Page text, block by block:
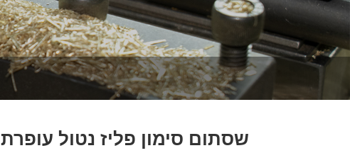
Português
Italiano
Polski
Svenska
שסתום סימון פליז נטול עופרת